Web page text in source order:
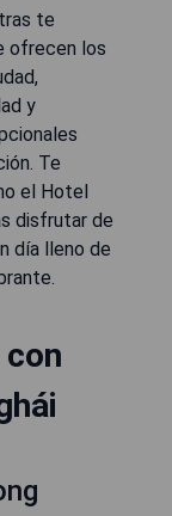
te
ofrecen los
y
Te
el Hotel
disfrutar de
día lleno de